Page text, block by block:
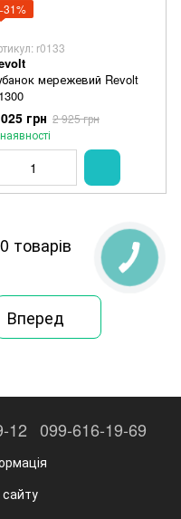
r0133
мережевий Revolt
грн 2 925 грн
товарів
Вперед
12 099-616-19-69